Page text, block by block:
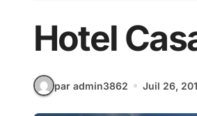
Hotel
par admin3862 Juil 26,